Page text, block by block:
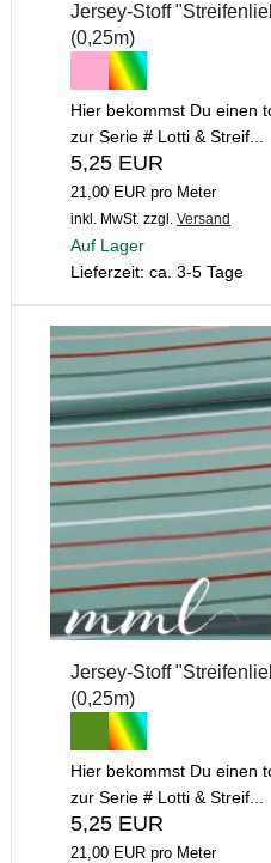
Jersey-Stoff
(0,25m)
Hier bekommst Du einen
zur Serie # Lotti & Streif...
5,25 EUR
21,00 EUR pro Meter
inkl. MwSt. zzgl. Versand
Auf Lager
Lieferzeit: ca. 3-5 Tage
Jersey-Stoff
(0,25m)
Hier bekommst Du einen
zur Serie # Lotti & Streif...
5,25 EUR
21,00 EUR pro Meter